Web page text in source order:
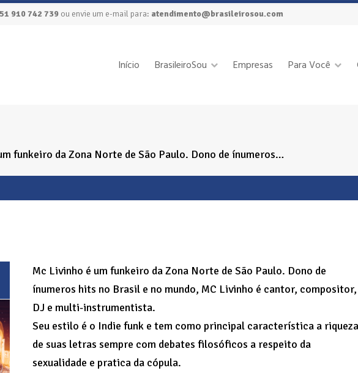
910 742 739 ou envie um e-mail para: atendimento@brasileirosou.com
Início BrasileiroSou Empresas Para Você
funkeiro da Zona Norte de São Paulo. Dono de ínumeros…
Mc Livinho é um funkeiro da Zona Norte de São Paulo. Dono de
ínumeros hits no Brasil e no mundo, MC Livinho é cantor, compositor,
DJ e multi-instrumentista.
Seu estilo é o Indie funk e tem como principal característica a riqueza
de suas letras sempre com debates filosóficos a respeito da
sexualidade e pratica da cópula.